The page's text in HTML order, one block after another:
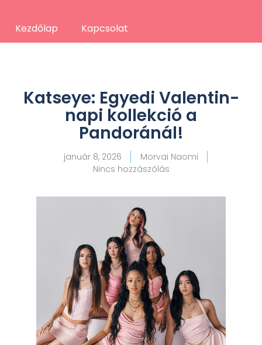
Kezdőlap Kapcsolat
Katseye: Egyedi Valentin-
napi kollekció a
Pandoránál!
január 8, 2026
Morvai Naomi
Nincs hozzászólás